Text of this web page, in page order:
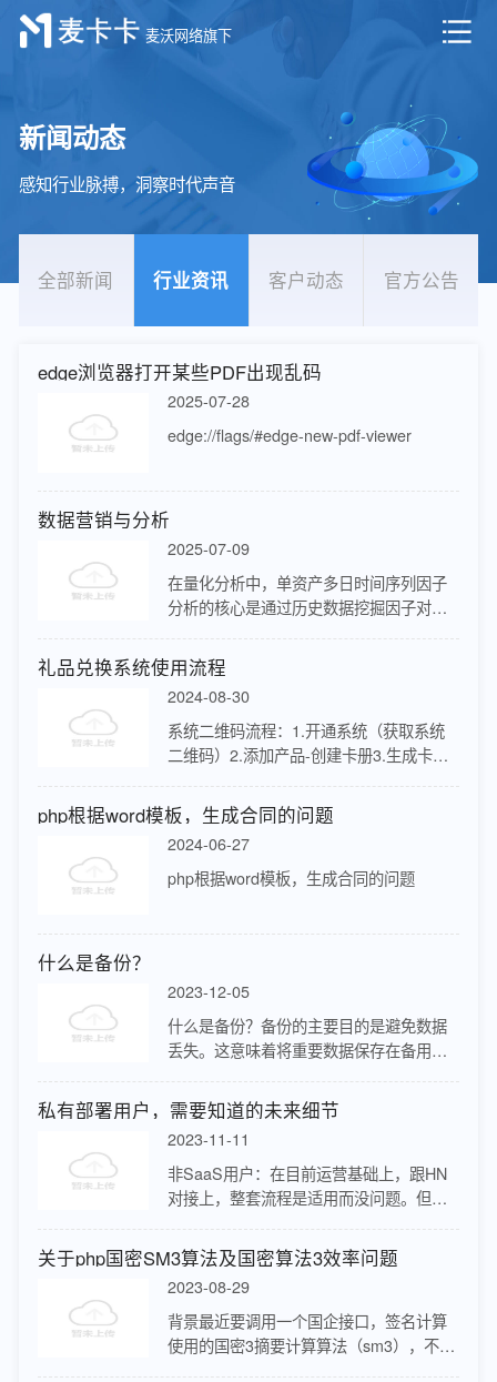
麦沃网络旗下
新闻动态
感知行业脉搏，洞察时代声音
全部新闻 行业资讯 客户动态 官方公告
edge浏览器打开某些PDF出现乱码
2025-07-28
edge://flags/#edge-new-pdf-viewer
数据营销与分析
2025-07-09
在量化分析中，单资产多日时间序列因子
分析的核心是通过历史数据挖掘因子对资
下从方法框架、技术实现和业务应用三个
维度展开解析：分析框架与核心指标1.…
礼品兑换系统使用流程
2024-08-30
系统二维码流程：1.开通系统（获取系统
二维码）2.添加产品-创建卡册3.生成卡密
开通系统（获取系统链接，绑定到公众号
菜单）2.添加产品-…
php根据word模板，生成合同的问题
2024-06-27
php根据word模板，生成合同的问题
什么是备份？
2023-12-05
什么是备份？备份的主要目的是避免数据
丢失。这意味着将重要数据保存在备用物
地NAS、云备份等。在创建数据的备用副
本之后，如果您在计算机上删除了…
私有部署用户，需要知道的未来细节
2023-11-11
非SaaS用户：在目前运营基础上，跟HN
对接上，整套流程是适用而没问题。但随
用户体验及运营问题，系统需要不停迭代
才能保证适用度。迭代过程是需要…
关于php国密SM3算法及国密算法3效率问题
2023-08-29
背景最近要调用一个国企接口，签名计算
使用的国密3摘要计算算法（sm3），不过